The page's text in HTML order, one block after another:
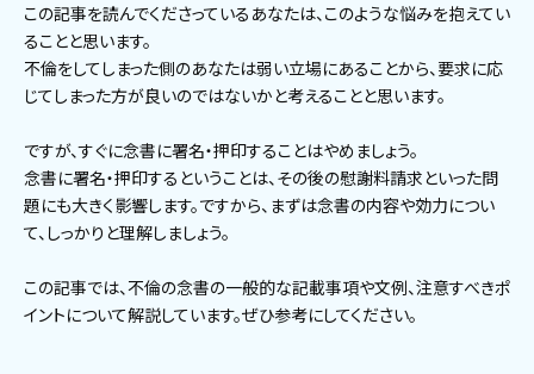
この記事を読んでくださっているあなたは、このような悩みを抱えてい
ることと思います。
不倫をしてしまった側のあなたは弱い立場にあることから、要求に応
じてしまった方が良いのではないかと考えることと思います。
ですが、すぐに念書に署名・押印することはやめましょう。
念書に署名・押印するということは、その後の慰謝料請求といった問
題にも大きく影響します。ですから、まずは念書の内容や効力につい
て、しっかりと理解しましょう。
この記事では、不倫の念書の一般的な記載事項や文例、注意すべきポ
イントについて解説しています。ぜひ参考にしてください。